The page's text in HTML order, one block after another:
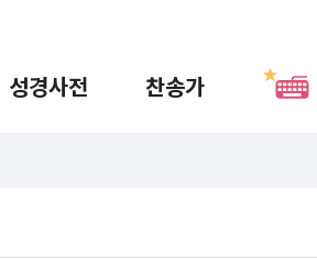
성경사전 찬송가